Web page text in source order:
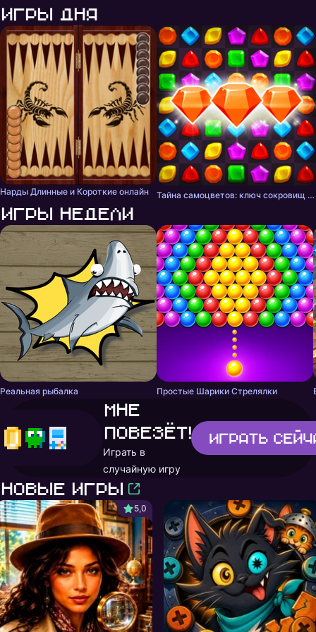
Игры дня
Нарды Длинные и Короткие онлайн Тайна самоцветов: ключ сокровищ - три в ряд
Игры недели
Реальная рыбалка Простые Шарики Стрелялки
Мне
повезёт!
Играть в
случайную игру
Играть
Новые игры
5,0